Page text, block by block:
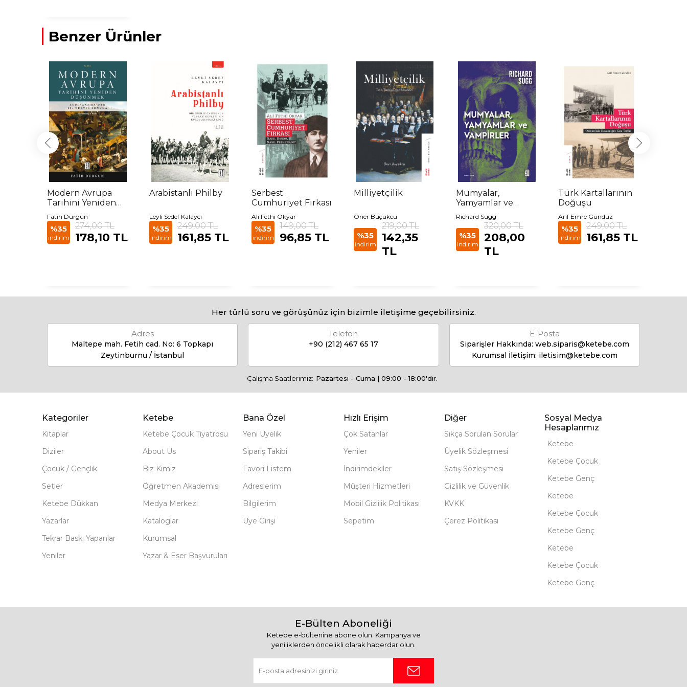
Benzer Ürünler
Modern Avrupa
Tarihini Yeniden
Düşünmek
Fatih Durgun
%35
indirim
274,00 TL
178,10 TL
Arabistanlı Philby
Leyli Sedef Kalaycı
%35
indirim
249,00 TL
161,85 TL
Serbest
Cumhuriyet Fırkası
Ali Fethi Okyar
%35
indirim
149,00 TL
96,85 TL
Milliyetçilik
Öner Buçukcu
%35
indirim
219,00 TL
142,35
TL
Mumyalar,
Yamyamlar ve
Vampirler
Richard Sugg
%35
indirim
320,00 TL
208,00
TL
Türk Kartallarının
Doğuşu
Arif Emre Gündüz
%35
indirim
249,00 TL
161,85 TL
Her türlü soru ve görüşünüz için bizimle iletişime geçebilirsiniz.
Adres
Maltepe mah. Fetih cad. No: 6 Topkapı
Zeytinburnu / İstanbul
Telefon
+90 (212) 467 65 17
E-Posta
Siparişler Hakkında: web.siparis@ketebe.com
Kurumsal İletişim: iletisim@ketebe.com
Çalışma Saatlerimiz: Pazartesi - Cuma | 09:00 - 18:00'dir.
Kategoriler
Kitaplar
Diziler
Çocuk / Gençlik
Setler
Ketebe Dükkan
Yazarlar
Tekrar Baskı Yapanlar
Yeniler
Ketebe
Ketebe Çocuk Tiyatrosu
About Us
Biz Kimiz
Öğretmen Akademisi
Medya Merkezi
Kataloglar
Kurumsal
Yazar & Eser Başvuruları
Bana Özel
Yeni Üyelik
Sipariş Takibi
Favori Listem
Adreslerim
Bilgilerim
Üye Girişi
Hızlı Erişim
Çok Satanlar
Yeniler
İndirimdekiler
Müşteri Hizmetleri
Mobil Gizlilik Politikası
Sepetim
Diğer
Sıkça Sorulan Sorular
Üyelik Sözleşmesi
Satış Sözleşmesi
Gizlilik ve Güvenlik
KVKK
Çerez Politikası
Sosyal Medya
Hesaplarımız
Ketebe
Ketebe Çocuk
Ketebe Genç
Ketebe
Ketebe Çocuk
Ketebe Genç
Ketebe
Ketebe Çocuk
Ketebe Genç
E-Bülten Aboneliği
Ketebe e-bültenine abone olun. Kampanya ve
yeniliklerden öncelikli olarak haberdar olun.